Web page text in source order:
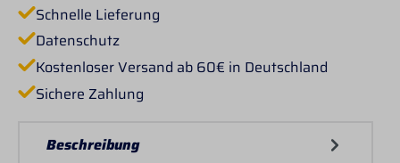
Schnelle Lieferung
Datenschutz
Kostenloser Versand ab 60€ in Deutschland
Sichere Zahlung
Beschreibung